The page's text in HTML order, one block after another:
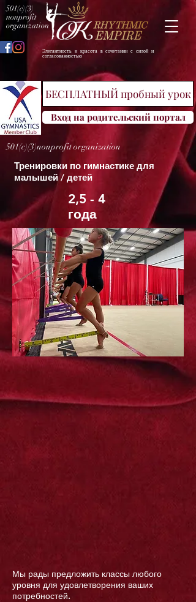
Элегантность и красота в сочетании с силой и
согласованностью
БЕСПЛАТНЫЙ пробный урок
501(c)(3)
nonprofit
organization
Вход на родительский портал
501(c)(3)nonprofit organization
Тренировки по гимнастике для
малышей / детей
2,5 - 4
года
Мы рады предложить классы любого
уровня для удовлетворения ваших
потребностей.